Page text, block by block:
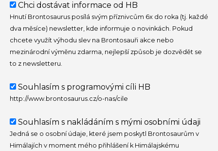
Chci
dostávat
informace
od
HB
Chci dostávat informace od HB
Hnutí Brontosaurus posílá svým příznivcům 6x do roka (tj. každé
dva měsíce) newsletter, kde informuje o novinkách. Pokud
chcete využít výhodu slev na Brontosauři akce nebo
mezinárodní výměnu zdarma, nejlepší způsob je dozvědět se
to z newsletteru.
Souhlasím
s
cíli
HB
*
Souhlasím s programovými cíli HB
http://www.brontosaurus.cz/o-nas/cile
Souhlasím
s
nakládáním
Souhlasím s nakládáním s mými osobními údaji
Jedná se o osobní údaje, které jsem poskytl Brontosaurům v
Himálajích v moment mého přihlášení k Himálajskému